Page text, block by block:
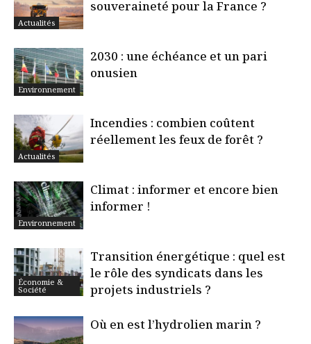
Actualités
souveraineté pour la France ?
Environnement
2030 : une échéance et un pari
onusien
Actualités
Incendies : combien coûtent
réellement les feux de forêt ?
Environnement
Climat : informer et encore bien
informer !
Économie &
Société
Transition énergétique : quel est
le rôle des syndicats dans les
projets industriels ?
Où en est l’hydrolien marin ?